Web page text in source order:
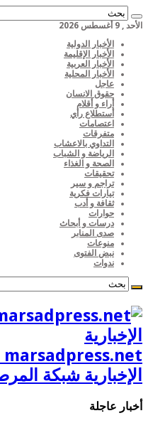
الأحد , 9 أغسطس 2026
الأخبار الدولية
الأخبار الإقليمة
الأخبار العربية
الأخبار المحلية
عاجل
حقوق الانسان
أراء و أقلام
أستطلاع رأي
اعتصامات
متفرقات
التداوي بالاعشاب
الرياضة و الشباب
الصحة و الغذاء
تحقيقات
تراجم و سير
تيارات فكرية
ثقافة و أدب
حوارات
درسات و أبحاث
صدى المنابر
منوعات
نبض الفتوى
ندوات
الإخبارية شبكة
أخبار عاجلة